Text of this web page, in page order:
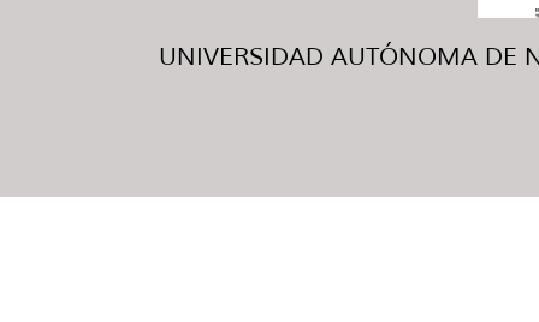
UNIVERSIDAD AUTÓNOMA DE